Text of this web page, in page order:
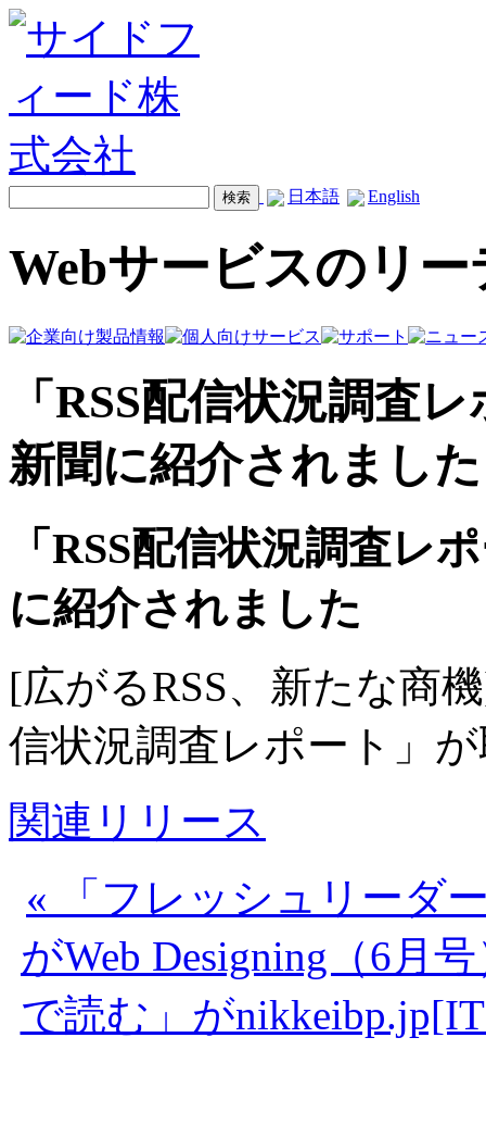
日本語 English
Webサービスのリ
「RSS配信状況調査
新聞に紹介されました
「RSS配信状況調査レ
に紹介されました
[広がるRSS、新たな商
信状況調査レポート」
関連リリース
« 「フレッシュリーダ
がWeb Designing（6月
で読む」が